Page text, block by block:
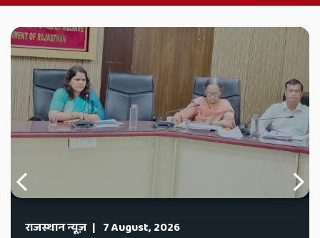
Online
Hindi
News,
Hindi
Samachar,
Rajasthan
News
राजस्थान न्यूज़ 7 August, 2026